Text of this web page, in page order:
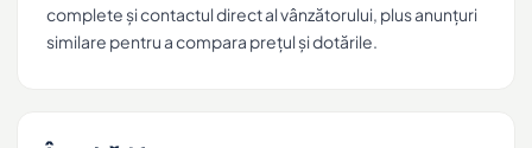
complete și contactul direct al vânzătorului, plus anunțuri
similare pentru a compara prețul și dotările.